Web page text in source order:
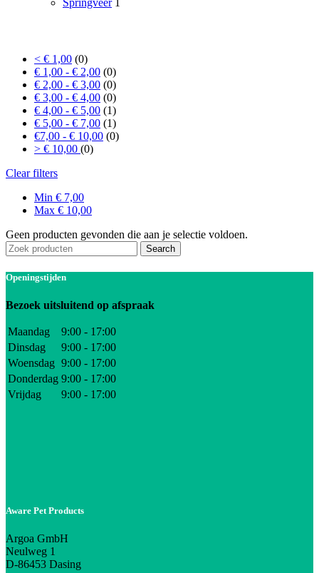
Springveer 1
< € 1,00 (0)
€ 1,00 - € 2,00 (0)
€ 2,00 - € 3,00 (0)
€ 3,00 - € 4,00 (0)
€ 4,00 - € 5,00 (1)
€ 5,00 - € 7,00 (1)
€7,00 - € 10,00 (0)
> € 10,00 (0)
Clear filters
Min € 7,00
Max € 10,00
Geen producten gevonden die aan je selectie voldoen.
Search
Openingstijden
Bezoek uitsluitend op afspraak
Maandag
9:00 - 17:00
Dinsdag
9:00 - 17:00
Woensdag 9:00 - 17:00
Donderdag 9:00 - 17:00
Vrijdag
9:00 - 17:00
Aware Pet Products
Argoa GmbH
Neulweg 1
D-86453 Dasing